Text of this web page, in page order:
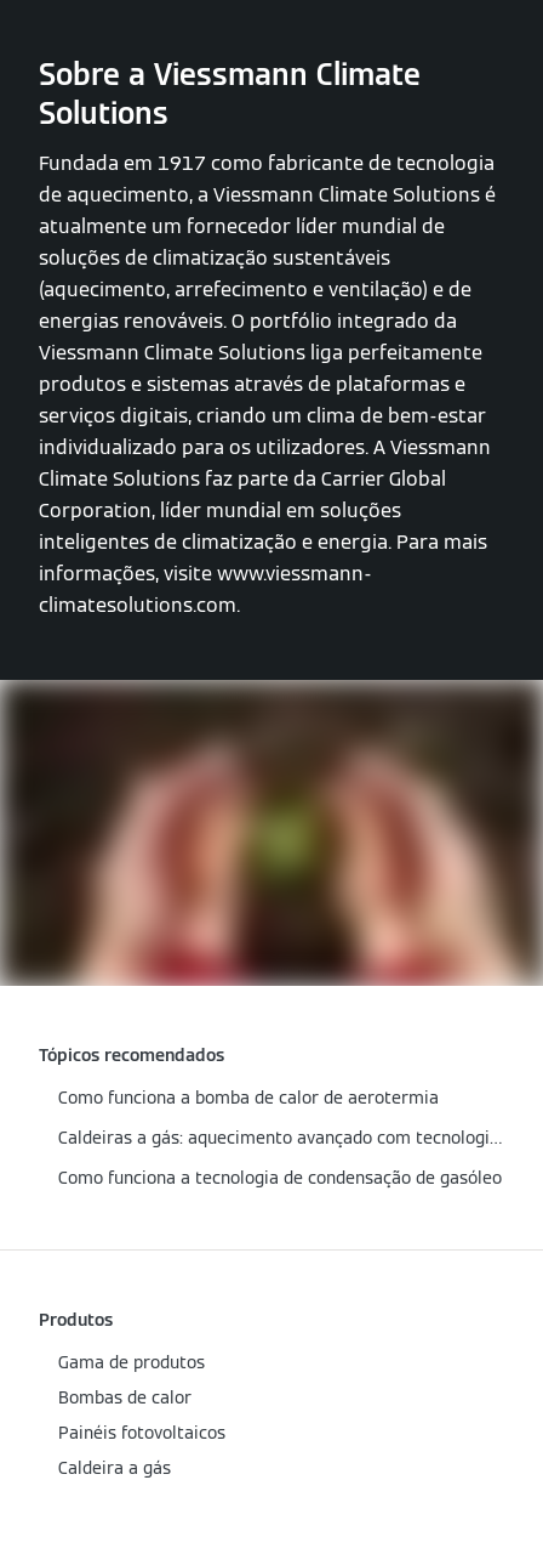
Sobre a Viessmann Climate
Solutions
Fundada em 1917 como fabricante de tecnologia
de aquecimento, a Viessmann Climate Solutions é
atualmente um fornecedor líder mundial de
soluções de climatização sustentáveis
(aquecimento, arrefecimento e ventilação) e de
energias renováveis. O portfólio integrado da
Viessmann Climate Solutions liga perfeitamente
produtos e sistemas através de plataformas e
serviços digitais, criando um clima de bem-estar
individualizado para os utilizadores. A Viessmann
Climate Solutions faz parte da Carrier Global
Corporation, líder mundial em soluções
inteligentes de climatização e energia. Para mais
informações, visite www.viessmann-
climatesolutions.com.
Tópicos recomendados
Como funciona a bomba de calor de aerotermia
Caldeiras a gás: aquecimento avançado com tecnologia de condensação
Como funciona a tecnologia de condensação de gasóleo
Produtos
Gama de produtos
Bombas de calor
Painéis fotovoltaicos
Caldeira a gás